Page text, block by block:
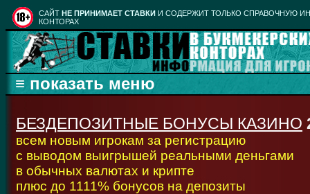
CАЙТ НЕ ПРИНИМАЕТ СТАВКИ И СОДЕРЖИТ ТОЛЬКО СПРАВОЧНУЮ
КОНТОРАХ
БЕЗДЕПОЗИТНЫЕ БОНУСЫ КАЗИНО
всем новым игрокам за регистрацию
с выводом выигрышей реальными деньгами
в обычных валютах и крипте
плюс до 1111% бонусов на депозиты